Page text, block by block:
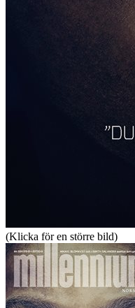
(Klicka för en större bild)